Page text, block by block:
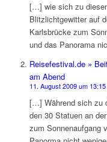
[…] wie sich zu
Blitzlichtgewitter auf
Karlsbrücke zum
und das Panorama
Reisefestival.de »
am Abend
11. August 2009 um
[…] Während sich zu
den 30 Statuen an
zum Sonnenaufgang